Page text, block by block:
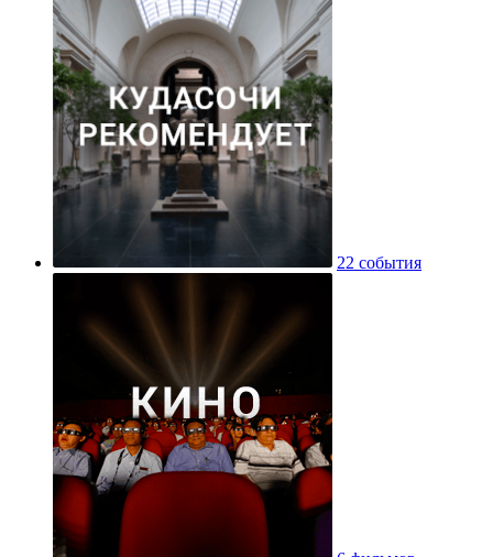
22 события